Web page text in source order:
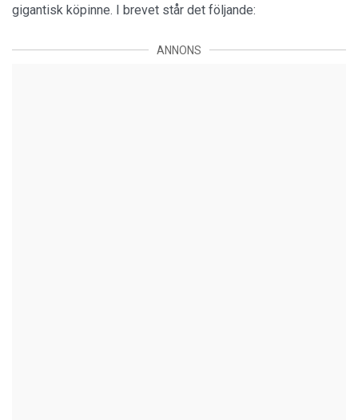
gigantisk köpinne. I brevet står det följande:
ANNONS